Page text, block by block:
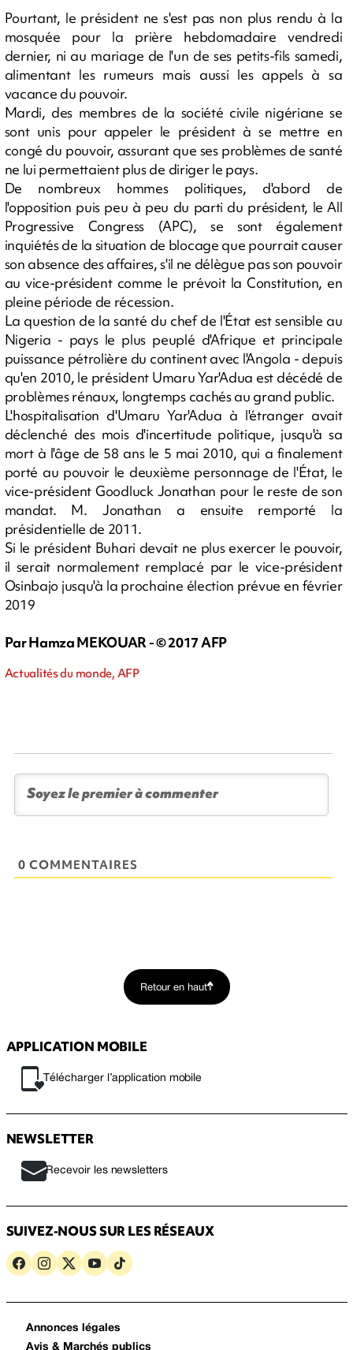
Pourtant, le président ne s'est pas non plus rendu à la
mosquée pour la prière hebdomadaire vendredi
dernier, ni au mariage de l'un de ses petits-fils samedi,
alimentant les rumeurs mais aussi les appels à sa
vacance du pouvoir.
Mardi, des membres de la société civile nigériane se
sont unis pour appeler le président à se mettre en
congé du pouvoir, assurant que ses problèmes de santé
ne lui permettaient plus de diriger le pays.
De nombreux hommes politiques, d'abord de
l'opposition puis peu à peu du parti du président, le All
Progressive Congress (APC), se sont également
inquiétés de la situation de blocage que pourrait causer
son absence des affaires, s'il ne délègue pas son pouvoir
au vice-président comme le prévoit la Constitution, en
pleine période de récession.
La question de la santé du chef de l'État est sensible au
Nigeria - pays le plus peuplé d'Afrique et principale
puissance pétrolière du continent avec l'Angola - depuis
qu'en 2010, le président Umaru Yar'Adua est décédé de
problèmes rénaux, longtemps cachés au grand public.
L'hospitalisation d'Umaru Yar'Adua à l'étranger avait
déclenché des mois d'incertitude politique, jusqu'à sa
mort à l'âge de 58 ans le 5 mai 2010, qui a finalement
porté au pouvoir le deuxième personnage de l'État, le
vice-président Goodluck Jonathan pour le reste de son
mandat. M. Jonathan a ensuite remporté la
présidentielle de 2011.
Si le président Buhari devait ne plus exercer le pouvoir,
il serait normalement remplacé par le vice-président
Osinbajo jusqu'à la prochaine élection prévue en février
2019
Par Hamza MEKOUAR - © 2017 AFP
Actualités du monde, AFP
0 COMMENTAIRES
Retour en haut
APPLICATION MOBILE
Télécharger l’application mobile
NEWSLETTER
Recevoir les newsletters
SUIVEZ-NOUS SUR LES RÉSEAUX
Annonces légales
Avis & Marchés publics